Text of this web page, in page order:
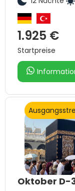
1.925 €
Startpreise
Oktober D-